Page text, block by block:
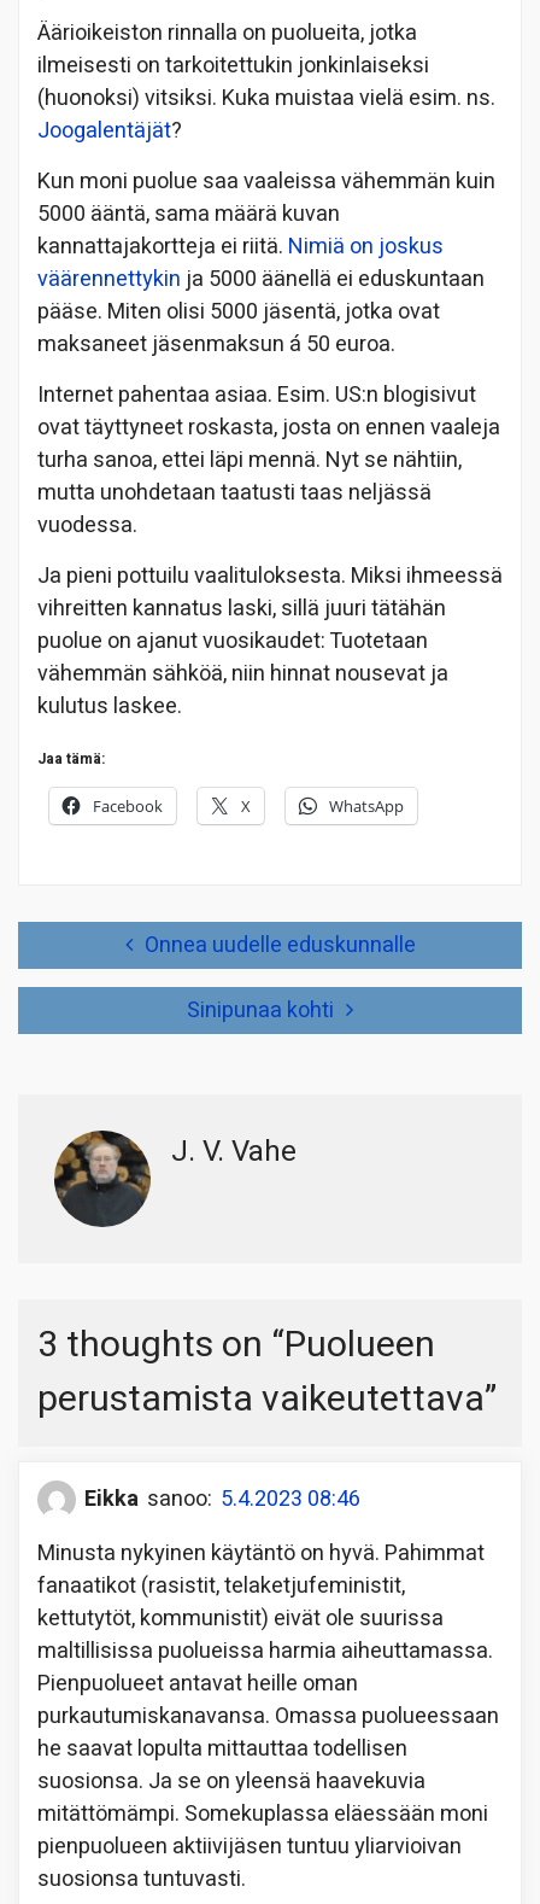
Äärioikeiston rinnalla on puolueita, jotka
ilmeisesti on tarkoitettukin jonkinlaiseksi
(huonoksi) vitsiksi. Kuka muistaa vielä esim. ns.
Joogalentäjät?
Kun moni puolue saa vaaleissa vähemmän kuin
5000 ääntä, sama määrä kuvan
kannattajakortteja ei riitä. Nimiä on joskus
väärennettykin ja 5000 äänellä ei eduskuntaan
pääse. Miten olisi 5000 jäsentä, jotka ovat
maksaneet jäsenmaksun á 50 euroa.
Internet pahentaa asiaa. Esim. US:n blogisivut
ovat täyttyneet roskasta, josta on ennen vaaleja
turha sanoa, ettei läpi mennä. Nyt se nähtiin,
mutta unohdetaan taatusti taas neljässä
vuodessa.
Ja pieni pottuilu vaalituloksesta. Miksi ihmeessä
vihreitten kannatus laski, sillä juuri tätähän
puolue on ajanut vuosikaudet: Tuotetaan
vähemmän sähköä, niin hinnat nousevat ja
kulutus laskee.
Jaa tämä:
Facebook X WhatsApp
Onnea uudelle eduskunnalle
Sinipunaa kohti
J. V. Vahe
3 thoughts on “Puolueen
perustamista vaikeutettava”
Eikka sanoo: 5.4.2023 08:46
Minusta nykyinen käytäntö on hyvä. Pahimmat
fanaatikot (rasistit, telaketjufeministit,
kettutytöt, kommunistit) eivät ole suurissa
maltillisissa puolueissa harmia aiheuttamassa.
Pienpuolueet antavat heille oman
purkautumiskanavansa. Omassa puolueessaan
he saavat lopulta mittauttaa todellisen
suosionsa. Ja se on yleensä haavekuvia
mitättömämpi. Somekuplassa eläessään moni
pienpuolueen aktiivijäsen tuntuu yliarvioivan
suosionsa tuntuvasti.